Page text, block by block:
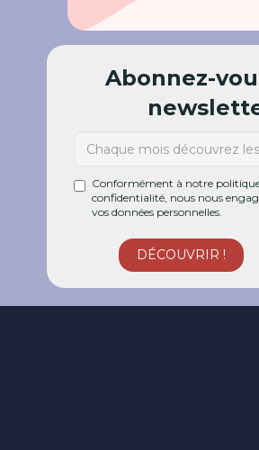
Abonnez-
Conformément à notre
confidentialité, nous nous
vos données personnelles.